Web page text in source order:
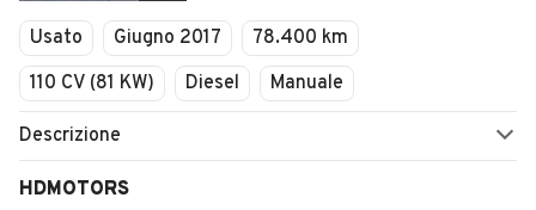
Usato Giugno 2017
78.400 km
110 CV (81 KW)
Diesel Manuale
Descrizione
HDMOTORS